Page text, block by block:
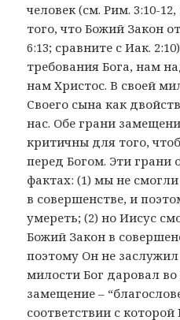
человек (см. Рим. 3:10-
того, что Божий Закон
6:13; сравните с Иак.
требования Бога, нам
нам Христос. В своей
Своего сына как
нас. Обе грани
критичны для того,
перед Богом. Эти грани
фактах: (1) мы не
в совершенстве, и
умереть; (2) но Иисус
Божий Закон в
поэтому Он не
милости Бог даровал во
замещение –
соответствии с